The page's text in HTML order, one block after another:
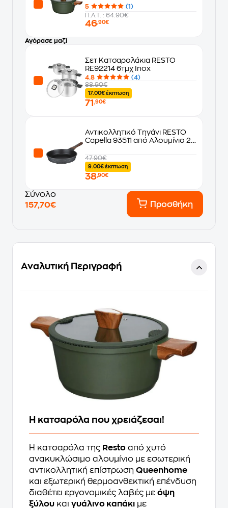
5
(1)
Π.Λ.Τ. : 64.90€
46,90€
Αγόρασε μαζί
Σετ Κατσαρολάκια RESTO
RE92214 6τμχ Inox
4.8
(4)
88.90€
17.00€ έκπτωση
71 ,90€
Αντικολλητικό Τηγάνι RESTO
Capella 93511 από Αλουμίνιο 28
47.90€
9.00€ έκπτωση
38,90€
Σύνολο
157,70€
Προσθήκη
Αναλυτική Περιγραφή
Η κατσαρόλα που χρειάζεσαι!
Η κατσαρόλα της Resto από χυτό
ανακυκλώσιμο αλουμίνιο με εσωτερική
αντικολλητική επίστρωση Queenhome
και εξωτερική θερμοανθεκτική επένδυση
διαθέτει εργονομικές λαβές με όψη
ξύλου και γυάλινο καπάκι με